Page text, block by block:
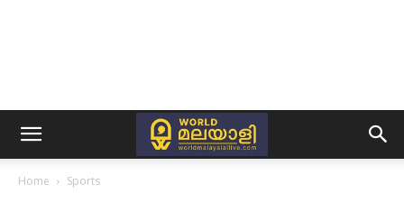
Home Sports